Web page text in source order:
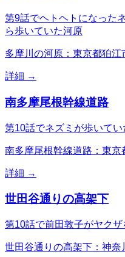
第9話でヘトヘトになった
ら歩いていた河原
多摩川の河原：東京都狛江
詳細 →
南多摩尾根幹線道路
第10話でネズミが歩いてい
南多摩尾根幹線道路：東京
詳細 →
世田谷通りの高架下
第10話で前田敦子がヤク
世田谷通りの高架下：神